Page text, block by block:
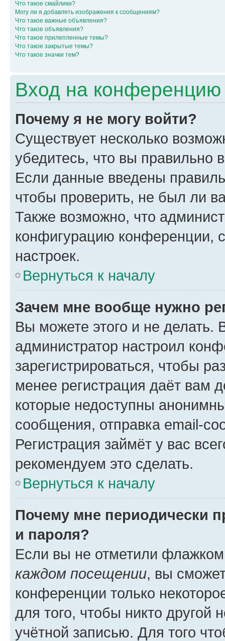
Что такое смайлики?
Могу ли я добавлять изображения к сообщениям?
Что такое важные объявления?
Что такое объявления?
Что такое прилепленные темы?
Что такое закрытые темы?
Что такое значки тем?
Вход на конференцию
Почему я не могу войти?
Существует несколько
убедитесь, что вы правильно
Если данные введены
чтобы проверить, не был ли
Также возможно, что
конфигурацию конференции,
настроек.
Вернуться к началу
Зачем мне вообще нужно
Вы можете этого и не делать.
администратор настроил
зарегистрироваться, чтобы
менее регистрация даёт вам
которые недоступны
сообщения, отправка email-
Регистрация займёт у вас
рекомендуем это сделать.
Вернуться к началу
Почему мне периодически
и пароля?
Если вы не отметили
каждом посещении, вы
конференции только
для того, чтобы никто другой
учётной записью. Для того